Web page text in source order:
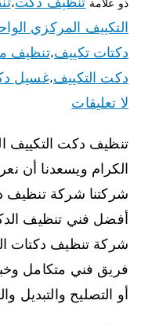
ذو علامة ،
التكييف المركزي
دكتات تكييف،تنظيف
دكت التكييف،غسيل
لا تعليقات
تنظيف دكت التكييف
الكرام ويسعدنا أن
شركتنا شركة تنظيف
أفضل فني تنظيف
شركة تنظيف دكتات
فريق فني متكامل
أو التصليح والتبديل